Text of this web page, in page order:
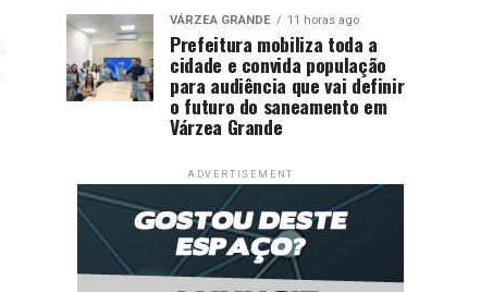
VÁRZEA GRANDE 11 horas ago
Prefeitura mobiliza toda a
cidade e convida população
para audiência que vai definir
o futuro do saneamento em
Várzea Grande
ADVERTISEMENT